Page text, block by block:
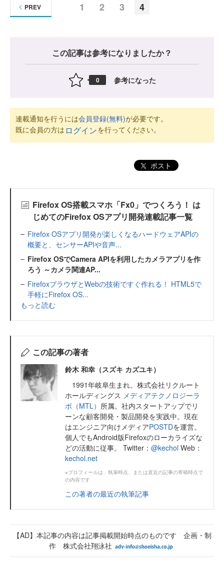
1 2 3 4
PREV
この記事は参考になりましたか？
0 参考になった
連載通知を行うには会員登録(無料)が必要です。
既に会員の方は ログインを行ってください。
ポスト
Firefox OS搭載スマホ「Fx0」でつくろう！ は
じめてのFirefox OSアプリ開発連載記事一覧
Firefox OSアプリ開発が楽しくなるハードウェアAPIの
概要と、センサーAPIや音声...
Firefox OSでCamera APIを利用したカメラアプリを作
ろう ～カメラ関連AP...
FirefoxブラウザとWebの技術ですぐ作れる！ HTML5で
手軽にFirefox OS...
もっと読む
この記事の著者
鈴木 和幸（スズキ カズユキ）
1991年岐阜生まれ。株式会社リクルート
ホールディングス メディアテクノロジーラ
ボ（MTL） 所属。社内スタートアップでリ
ーンな顧客開発・製品開発を実践中。現在
はエンジニア向けメディアPOSTDを運営。
個人でもAndroid版Firefoxのローカライズな
どの活動に従事。 Twitter： @kechol Web：
kechol.net
※プロフィールは、執筆時点、または直近の記事の寄稿時点で
の内容です
この著者の最近の執筆記事
【AD】本記事の内容は記事掲載開始時点のものです 企画・制
作 株式会社翔泳社